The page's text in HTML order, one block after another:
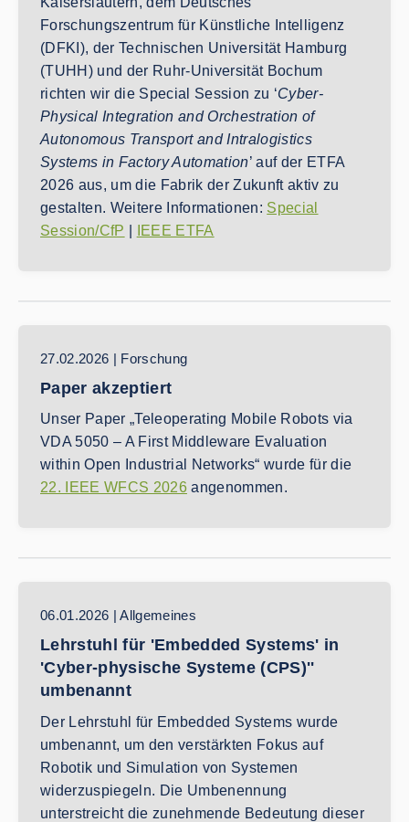
Forschungszentrum für Künstliche Intelligenz
(DFKI), der Technischen Universität Hamburg
(TUHH) und der Ruhr-Universität Bochum
richten wir die Special Session zu ‘Cyber-
Physical Integration and Orchestration of
Autonomous Transport and Intralogistics
Systems in Factory Automation’ auf der ETFA
2026 aus, um die Fabrik der Zukunft aktiv zu
gestalten. Weitere Informationen: Special
Session/CfP
IEEE ETFA
27.02.2026 | Forschung
Paper akzeptiert
Unser Paper „Teleoperating Mobile Robots via
VDA 5050 – A First Middleware Evaluation
within Open Industrial Networks“ wurde für die
22. IEEE WFCS 2026angenommen.
06.01.2026 | Allgemeines
Lehrstuhl für 'Embedded Systems' in
'Cyber-physische Systeme (CPS)''
umbenannt
Der Lehrstuhl für Embedded Systems wurde
umbenannt, um den verstärkten Fokus auf
Robotik und Simulation von Systemen
widerzuspiegeln. Die Umbenennung
unterstreicht die zunehmende Bedeutung dieser